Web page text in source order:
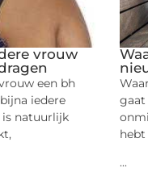
vrouw
een bh
iedere
is natuurlijk
gaat
hebt
...